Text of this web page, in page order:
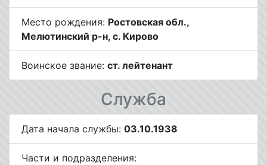
Место рождения: Ростовская обл.,
Мелютинский р-н, с. Кирово
Воинское звание: ст. лейтенант
Служба
Дата начала службы: 03.10.1938
Части и подразделения: